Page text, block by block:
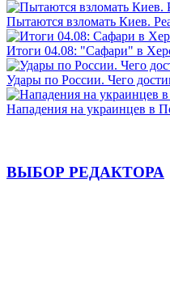
Пытаются взломать Киев.
Итоги 04.08: "Сафари" в
Удары по России. Чего
Нападения на украинцев в
ВЫБОР РЕДАКТОРА